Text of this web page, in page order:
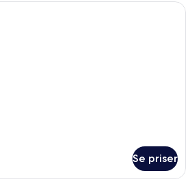
Ett modernt matområde med ett
Se priser